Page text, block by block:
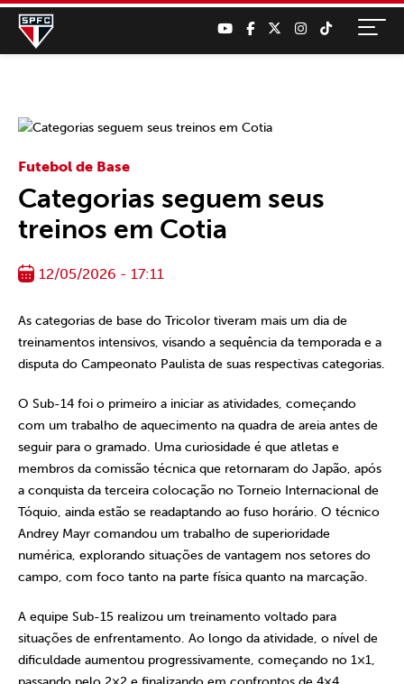
Futebol de Base
Categorias seguem seus
treinos em Cotia
12/05/2026 - 17:11
As categorias de base do Tricolor tiveram mais um dia de
treinamentos intensivos, visando a sequência da temporada e a
disputa do Campeonato Paulista de suas respectivas categorias.
O Sub-14 foi o primeiro a iniciar as atividades, começando
com um trabalho de aquecimento na quadra de areia antes de
seguir para o gramado. Uma curiosidade é que atletas e
membros da comissão técnica que retornaram do Japão, após
a conquista da terceira colocação no Torneio Internacional de
Tóquio, ainda estão se readaptando ao fuso horário. O técnico
Andrey Mayr comandou um trabalho de superioridade
numérica, explorando situações de vantagem nos setores do
campo, com foco tanto na parte física quanto na marcação.
A equipe Sub-15 realizou um treinamento voltado para
situações de enfrentamento. Ao longo da atividade, o nível de
dificuldade aumentou progressivamente, começando no 1×1,